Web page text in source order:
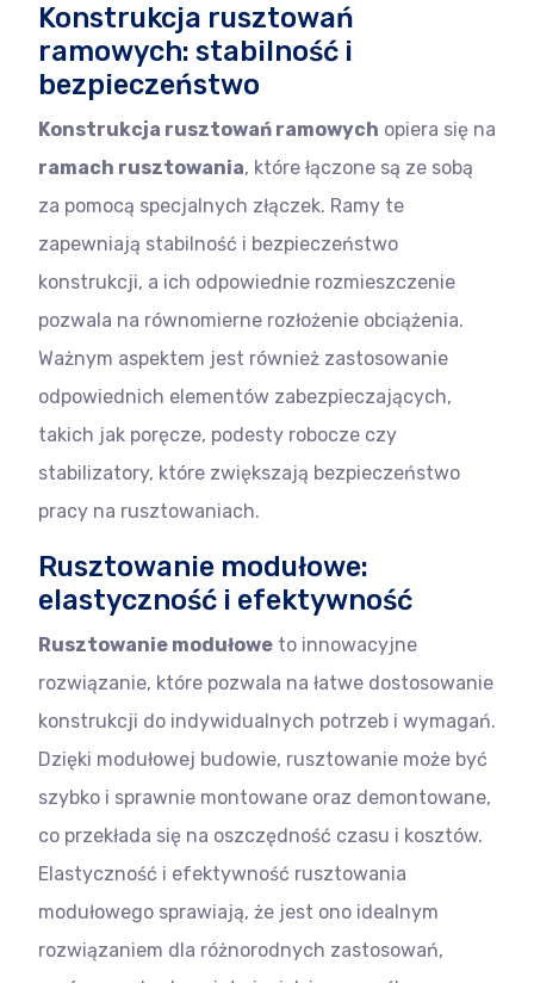
Konstrukcja rusztowań
ramowych: stabilność i
bezpieczeństwo
Konstrukcja rusztowań ramowych opiera się na
ramach rusztowania, które łączone są ze sobą
za pomocą specjalnych złączek. Ramy te
zapewniają stabilność i bezpieczeństwo
konstrukcji, a ich odpowiednie rozmieszczenie
pozwala na równomierne rozłożenie obciążenia.
Ważnym aspektem jest również zastosowanie
odpowiednich elementów zabezpieczających,
takich jak poręcze, podesty robocze czy
stabilizatory, które zwiększają bezpieczeństwo
pracy na rusztowaniach.
Rusztowanie modułowe:
elastyczność i efektywność
Rusztowanie modułowe to innowacyjne
rozwiązanie, które pozwala na łatwe dostosowanie
konstrukcji do indywidualnych potrzeb i wymagań.
Dzięki modułowej budowie, rusztowanie może być
szybko i sprawnie montowane oraz demontowane,
co przekłada się na oszczędność czasu i kosztów.
Elastyczność i efektywność rusztowania
modułowego sprawiają, że jest ono idealnym
rozwiązaniem dla różnorodnych zastosowań,